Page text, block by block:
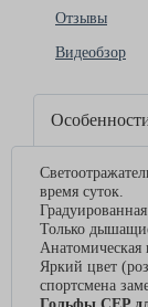
Отзывы
Видеобзор
время суток.
Только
Анатомическая
Яркий цвет
спортсмена